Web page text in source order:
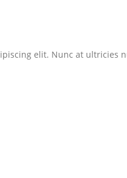
elit. Nunc at ultricies